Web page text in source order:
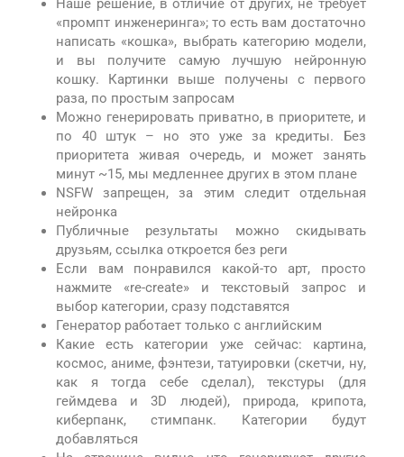
Наше решение, в отличие от других, не требует
«промпт инженеринга»; то есть вам достаточно
написать «кошка», выбрать категорию модели,
и вы получите самую лучшую нейронную
кошку. Картинки выше получены с первого
раза, по простым запросам
Можно генерировать приватно, в приоритете, и
по 40 штук – но это уже за кредиты. Без
приоритета живая очередь, и может занять
минут ~15, мы медленнее других в этом плане
NSFW запрещен, за этим следит отдельная
нейронка
Публичные результаты можно скидывать
друзьям, ссылка откроется без реги
Если вам понравился какой-то арт, просто
нажмите «re-create» и текстовый запрос и
выбор категории, сразу подставятся
Генератор работает только с английским
Какие есть категории уже сейчас: картина,
космос, аниме, фэнтези, татуировки (скетчи, ну,
как я тогда себе сделал), текстуры (для
геймдева и 3D людей), природа, крипота,
киберпанк, стимпанк. Категории будут
добавляться